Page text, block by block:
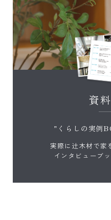
資
"くらしの実例
実際に辻木材で家
インタビューブ